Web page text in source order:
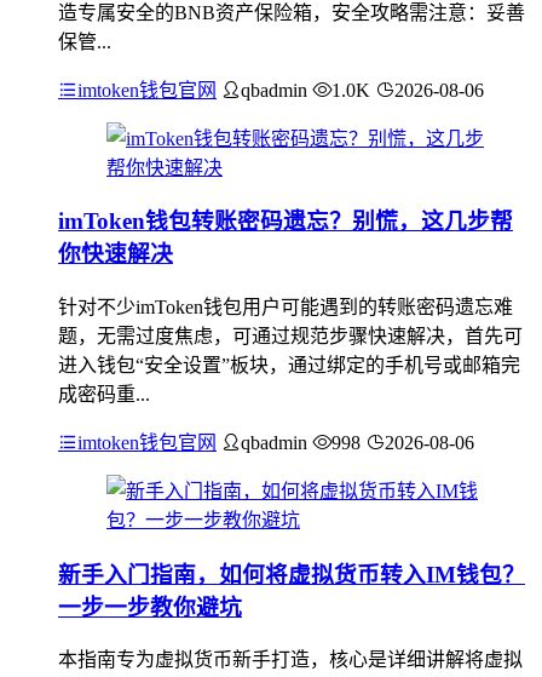
造专属安全的BNB资产保险箱，安全攻略需注意：妥善
保管...
imtoken钱包官网 qbadmin 1.0K 2026-08-06
imToken钱包转账密码遗忘？别慌，这几步帮
你快速解决
针对不少imToken钱包用户可能遇到的转账密码遗忘难
题，无需过度焦虑，可通过规范步骤快速解决，首先可
进入钱包“安全设置”板块，通过绑定的手机号或邮箱完
成密码重...
imtoken钱包官网 qbadmin 998 2026-08-06
新手入门指南，如何将虚拟货币转入IM钱包？
一步一步教你避坑
本指南专为虚拟货币新手打造，核心是详细讲解将虚拟